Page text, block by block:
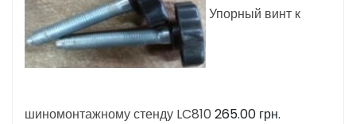
Упорный винт к
шиномонтажному стенду LC810 265.00 грн.